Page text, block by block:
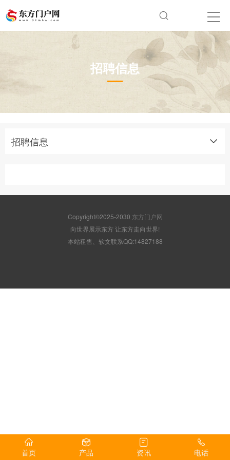
招聘信息
招聘信息
Copyright©2025-2030 东方门户网
向世界展示东方 让东方走向世界!
本站租售、软文联系QQ:14827188
首页 产品 资讯 电话